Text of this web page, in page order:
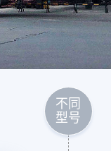
不同
型号